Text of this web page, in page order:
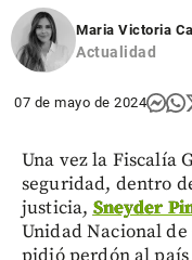
Maria Victoria
Actualidad
07 de mayo de 2024
Una vez la Fiscalía
seguridad, dentro
justicia, Sneyder
Unidad Nacional de
pidió perdón al